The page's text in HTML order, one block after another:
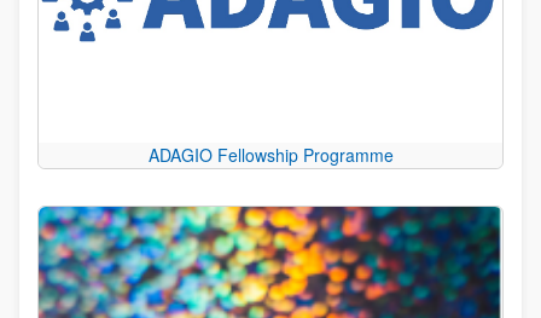
ADAGIO Fellowship Programme